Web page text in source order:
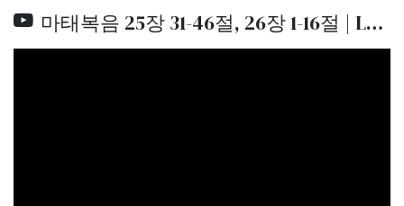
마태복음 25장 31-46절, 26장 1-16절 | Lumo